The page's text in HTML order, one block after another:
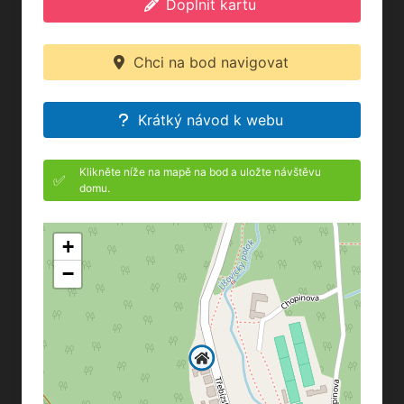
Doplnit kartu
Chci na bod navigovat
Krátký návod k webu
✅
Klikněte níže na mapě na bod a uložte návštěvu
domu.
+
−